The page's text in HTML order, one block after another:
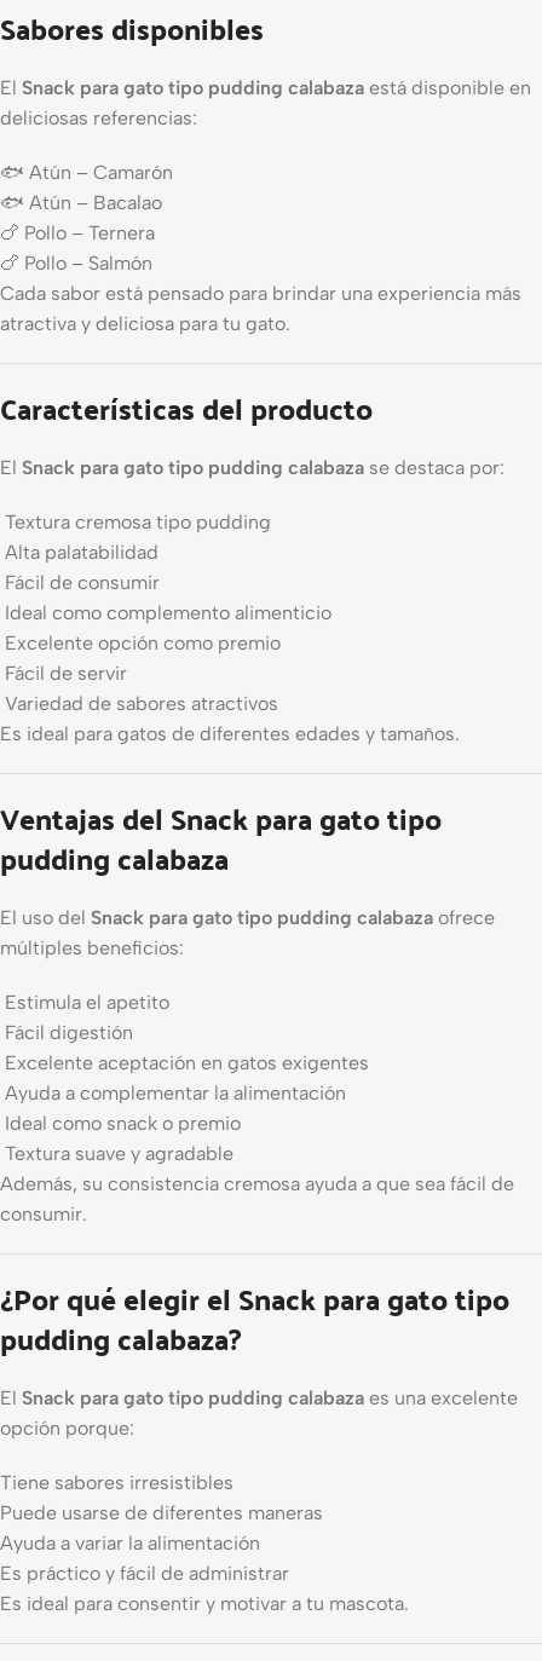
Sabores disponibles
El Snack para gato tipo pudding calabaza está disponible en
deliciosas referencias:
🐟 Atún – Camarón
🐟 Atún – Bacalao
🍗 Pollo – Ternera
🍗 Pollo – Salmón
Cada sabor está pensado para brindar una experiencia más
atractiva y deliciosa para tu gato.
Características del producto
El Snack para gato tipo pudding calabaza se destaca por:
Textura cremosa tipo pudding
Alta palatabilidad
Fácil de consumir
Ideal como complemento alimenticio
Excelente opción como premio
Fácil de servir
Variedad de sabores atractivos
Es ideal para gatos de diferentes edades y tamaños.
Ventajas del Snack para gato tipo
pudding calabaza
El uso del Snack para gato tipo pudding calabaza ofrece
múltiples beneficios:
Estimula el apetito
Fácil digestión
Excelente aceptación en gatos exigentes
Ayuda a complementar la alimentación
Ideal como snack o premio
Textura suave y agradable
Además, su consistencia cremosa ayuda a que sea fácil de
consumir.
¿Por qué elegir el Snack para gato tipo
pudding calabaza?
El Snack para gato tipo pudding calabaza es una excelente
opción porque:
Tiene sabores irresistibles
Puede usarse de diferentes maneras
Ayuda a variar la alimentación
Es práctico y fácil de administrar
Es ideal para consentir y motivar a tu mascota.